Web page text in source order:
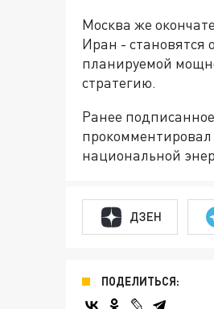
Москва же
Иран -
планируемой
стратегию.
Ранее
национальной
ДЗЕН
ПОДЕЛИТЬСЯ: